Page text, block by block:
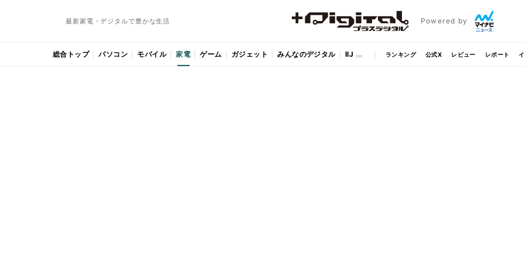
最新家電・デジタルで豊かな生活 Powered by
総合トップ パソコン モバイル 家電 ゲーム ガジェット みんなのデジタル IIJ ランキング 公式X レビュー レポート